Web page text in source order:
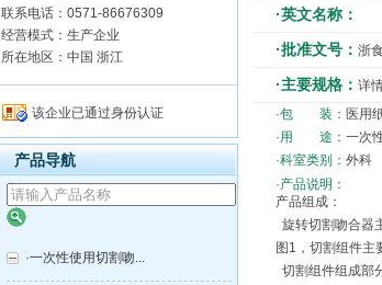
·英文名称：
·批准文号： 浙
·主要规格： 详
·包 装： 医用
·用 途： 一次
·科室类别： 外科
·产品说明：
产品组成：
旋转切割吻合器
图1，切割组件主
切割组件组成部
联系电话：0571-86676309
经营模式：生产企业
所在地区：中国 浙江
该企业已通过身份认证
产品导航
·一次性使用切割吻...